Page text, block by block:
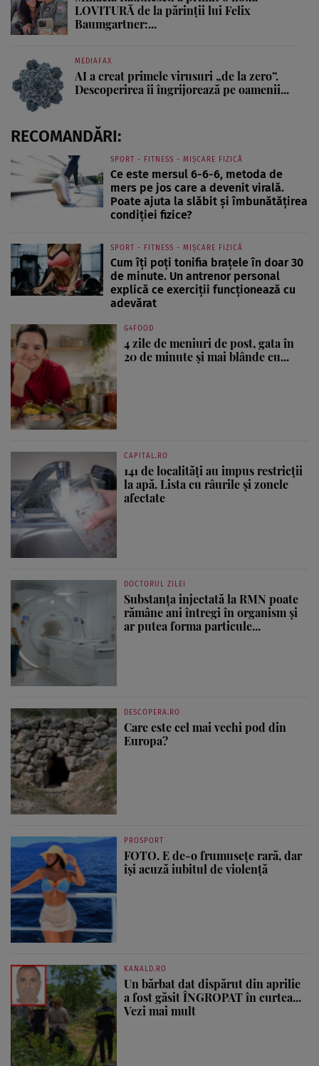
LOVITURĂ de la părinții lui Felix
Baumgartner:...
MEDIAFAX
AI a creat primele virusuri „de la zero”.
Descoperirea îi îngrijorează pe oamenii...
RECOMANDĂRI:
SPORT - FITNESS - MIȘCARE FIZICĂ
Ce este mersul 6-6-6, metoda de
mers pe jos care a devenit virală.
Poate ajuta la slăbit și îmbunătățirea
condiției fizice?
SPORT - FITNESS - MIȘCARE FIZICĂ
Cum îți poți tonifia brațele în doar 30
de minute. Un antrenor personal
explică ce exerciții funcționează cu
adevărat
G4FOOD
4 zile de meniuri de post, gata în
20 de minute și mai blânde cu...
CAPITAL.RO
141 de localități au impus restricții
la apă. Lista cu râurile și zonele
afectate
DOCTORUL ZILEI
Substanța injectată la RMN poate
rămâne ani întregi în organism și
ar putea forma particule...
DESCOPERA.RO
Care este cel mai vechi pod din
Europa?
PROSPORT
FOTO. E de-o frumusețe rară, dar
își acuză iubitul de violență
KANALD.RO
Un bărbat dat dispărut din aprilie
a fost găsit ÎNGROPAT în curtea...
Vezi mai mult